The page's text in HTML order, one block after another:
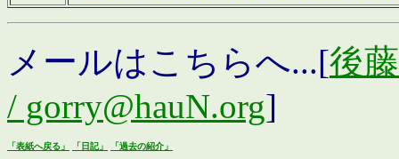
メールはこちらへ...[後
/ gorry@hauN.org]
「表紙へ戻る」 「日記」 「過去の紹介」